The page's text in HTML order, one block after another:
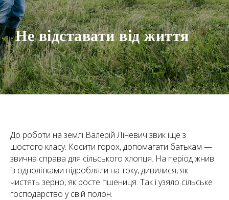
Не відставати від життя
До роботи на землі Валерій Ліневич звик іще з
шостого класу. Косити горох, допомагати батькам —
звична справа для сільського хлопця. На період жнив
із однолітками підробляли на току, дивилися, як
чистять зерно, як росте пшениця. Так і узяло сільське
господарство у свій полон.